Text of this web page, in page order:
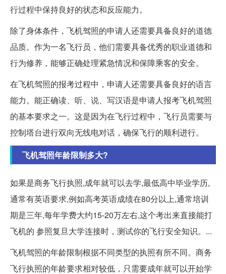
行过程中保持良好的状态和反应能力。
除了身体条件，飞机驾照的申请人还需要具备良好的道德
品质。作为一名飞行员，他们需要具备优秀的职业道德和
行为修养，能够正确处理紧急情况和保障乘客的安全。
在飞机驾照的报考过程中，申请人还需要具备良好的语言
能力。能正确读、听、说、写汉语是申请人报考飞机驾照
的基本要求之一。这是因为在飞行过程中，飞行员需要与
控制塔台进行双向无线电对话，确保飞行的顺利进行。
飞机驾照年龄限制多大?
如果是商务飞行执照,成年就可以去学,最低高中毕业学历,
通常有英语要求,例如高考英语成绩在80分以上,通常培训
期是三年,每年学费大约15-20万左右,这个考出来直接能打
飞机的 参照复旦大学连接时，测试你的飞行安全知识。...
飞机驾照的年龄限制根据不同类型的执照有所不同。商务
飞行执照的年龄要求相对较低，只需要成年就可以开始学